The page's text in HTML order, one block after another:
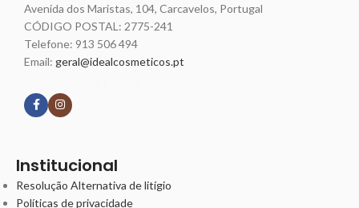
Avenida dos Maristas, 104, Carcavelos, Portugal
CÓDIGO POSTAL: 2775-241
Telefone: 913 506 494
Email: geral@idealcosmeticos.pt
Institucional
Resolução Alternativa de litígio
Políticas de privacidade